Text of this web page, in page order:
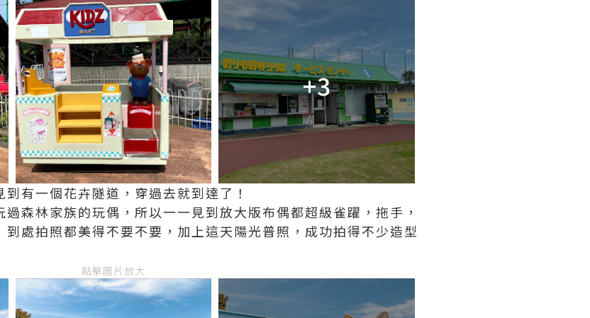
+3
有一個花卉隧道，穿過去就到達了！
森林家族的玩偶，所以一一見到放大版布偶都超級雀躍，拖手，
處拍照都美得不要不要，加上這天陽光普照，成功拍得不少造型
點擊圖片放大